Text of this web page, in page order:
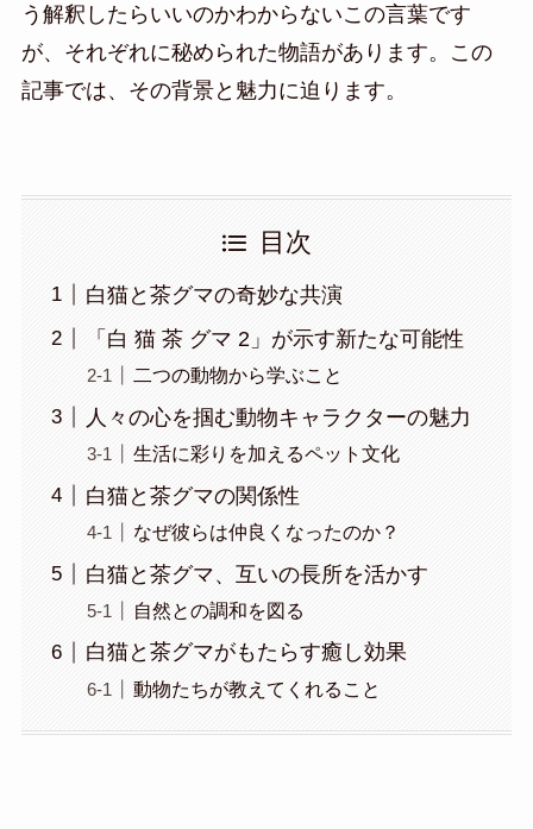
う解釈したらいいのかわからないこの言葉です
が、それぞれに秘められた物語があります。この
記事では、その背景と魅力に迫ります。
目次
白猫と茶グマの奇妙な共演
「白 猫 茶 グマ 2」が示す新たな可能性
二つの動物から学ぶこと
人々の心を掴む動物キャラクターの魅力
生活に彩りを加えるペット文化
白猫と茶グマの関係性
なぜ彼らは仲良くなったのか？
白猫と茶グマ、互いの長所を活かす
自然との調和を図る
白猫と茶グマがもたらす癒し効果
動物たちが教えてくれること